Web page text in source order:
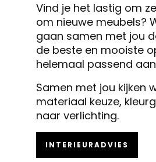
Vind je het lastig om
om nieuwe meubels?
gaan samen met jou
de beste en mooiste
helemaal passend
Samen met jou kijken
materiaal keuze,
naar verlichting.
INTERIEURADVIES